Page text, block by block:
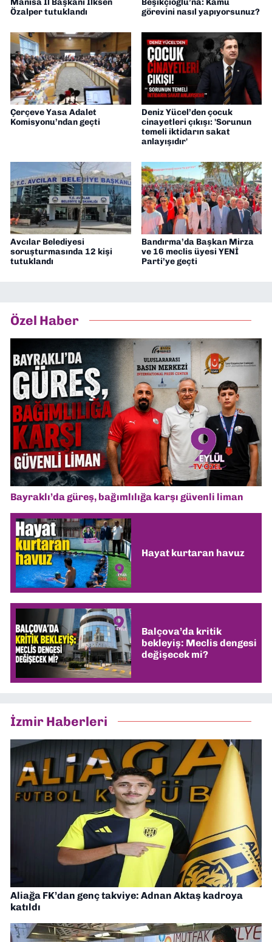
Özalper tutuklandı
görevini nasıl yapıyorsunuz?
Çerçeve Yasa Adalet
Komisyonu’ndan geçti
Deniz Yücel’den çocuk
cinayetleri çıkışı: 'Sorunun
temeli iktidarın sakat
anlayışıdır'
Avcılar Belediyesi
soruşturmasında 12 kişi
tutuklandı
Bandırma’da Başkan Mirza
ve 16 meclis üyesi YENİ
Parti’ye geçti
Özel Haber
Bayraklı’da güreş, bağımlılığa karşı güvenli liman
Hayat kurtaran havuz
Balçova’da kritik
bekleyiş: Meclis dengesi
değişecek mi?
İzmir Haberleri
Aliağa FK’dan genç takviye: Adnan Aktaş kadroya
katıldı